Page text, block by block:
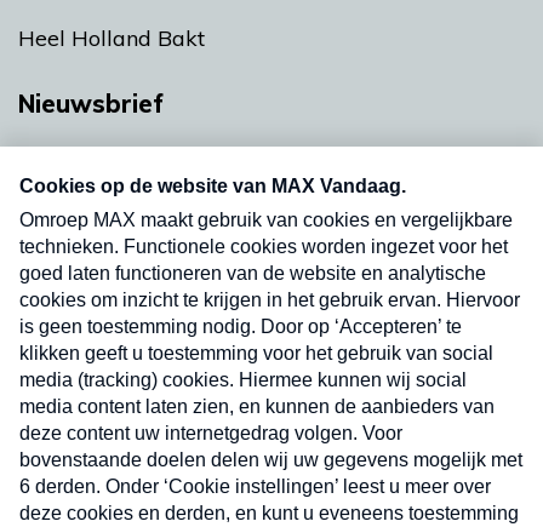
Heel Holland Bakt
Nieuwsbrief
nieuwsbrief. Elke vrijdag- en dinsdagochtend in
uw mailbox.
Verzend
Nieuwsbrief